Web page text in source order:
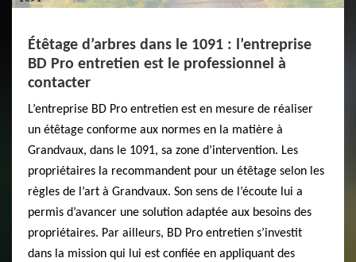
Étêtage d’arbres dans le 1091 : l’entreprise
BD Pro entretien est le professionnel à
contacter
L’entreprise BD Pro entretien est en mesure de réaliser
un étêtage conforme aux normes en la matière à
Grandvaux, dans le 1091, sa zone d’intervention. Les
propriétaires la recommandent pour un étêtage selon les
règles de l’art à Grandvaux. Son sens de l’écoute lui a
permis d’avancer une solution adaptée aux besoins des
propriétaires. Par ailleurs, BD Pro entretien s’investit
dans la mission qui lui est confiée en appliquant des